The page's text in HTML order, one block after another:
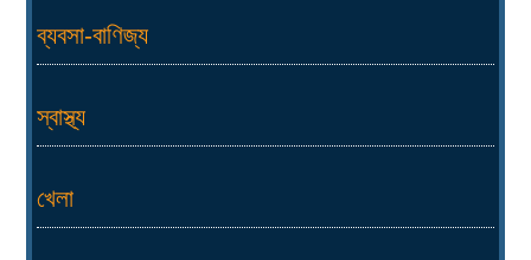
ব্যবসা-বাণিজ্য
স্বাস্থ্য
খেলা